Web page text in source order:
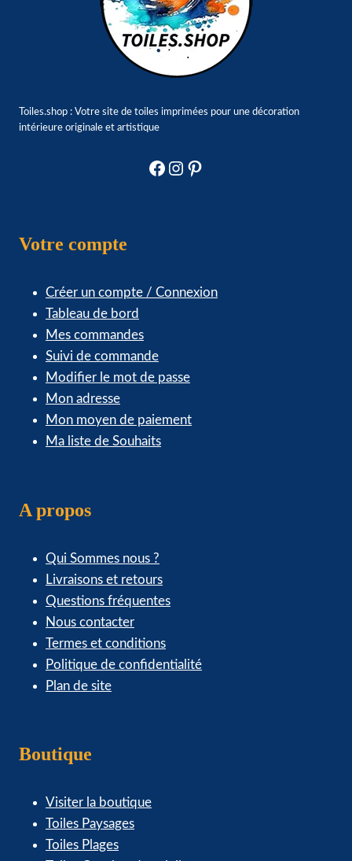
Toiles.shop : Votre site de toiles imprimées pour une décoration
intérieure originale et artistique
Facebook
Instagram
Pinterest
Votre compte
Créer un compte / Connexion
Tableau de bord
Mes commandes
Suivi de commande
Modifier le mot de passe
Mon adresse
Mon moyen de paiement
Ma liste de Souhaits
A propos
Qui Sommes nous ?
Livraisons et retours
Questions fréquentes
Nous contacter
Termes et conditions
Politique de confidentialité
Plan de site
Boutique
Visiter la boutique
Toiles Paysages
Toiles Plages